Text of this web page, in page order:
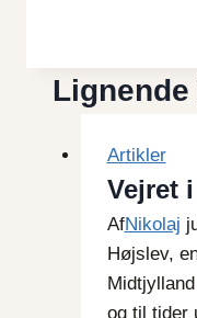
Artikler
Vejret
AfNikolaj
Højslev,
og til tider